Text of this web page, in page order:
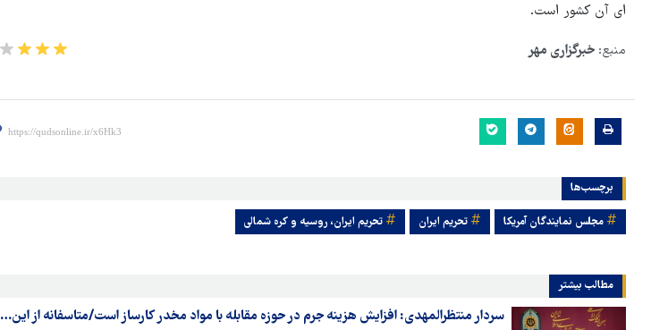
ای آن کشور است.
منبع: خبرگزاری مهر
برچسب‌ها
مجلس نمایندگان آمریکا تحریم ایران تحریم ایران، روسیه و کره شمالی
مطالب بیشتر
سردار منتظرالمهدی: افزایش هزینه جرم در حوزه مقابله با مواد مخدر کارساز است/متاسفانه از این…
ایران از سوی آمریکا
است
خبرنگار